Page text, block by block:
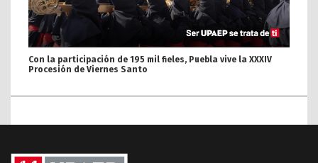
Con la participación de 195 mil fieles, Puebla vive la XXXIV
Procesión de Viernes Santo